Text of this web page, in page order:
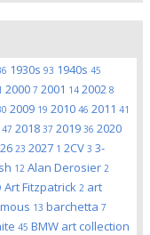
1930s 93 1940s 45
2000 7 2001 14 2002 8
2009 19 2010 46 2011 41
47 2018 37 2019 36 2020
23 2027 1 2CV 3 3-
12 Alan Derosier 2
Art Fitzpatrick 2 art
13 barchetta 7
45 BMW art collection